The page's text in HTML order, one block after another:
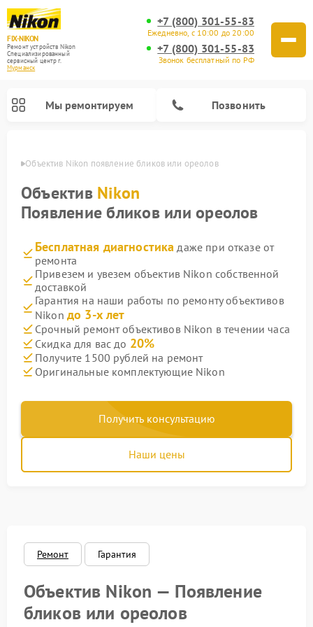
FIX-NIKON
Ремонт устройств Nikon
Специализированный
cервисный центр г.
Мурманск
+7 (800) 301-55-83
Ежедневно, с 10:00 до 20:00
+7 (800) 301-55-83
Звонок бесплатный по РФ
Мы ремонтируем Позвонить
Объектив Nikon появление бликов или ореолов
Объектив Nikon
Появление бликов или ореолов
Бесплатная диагностика даже при отказе от
ремонта
Привезем и увезем объектив Nikon собственной
доставкой
Гарантия на наши работы по ремонту объективов
Nikon до 3-х лет
Срочный ремонт объективов Nikon в течении часа
Скидка для вас до 20%
Получите 1500 рублей на ремонт
Оригинальные комплектующие Nikon
Получить консультацию
Наши цены
Ремонт Гарантия
Объектив Nikon — Появление
бликов или ореолов